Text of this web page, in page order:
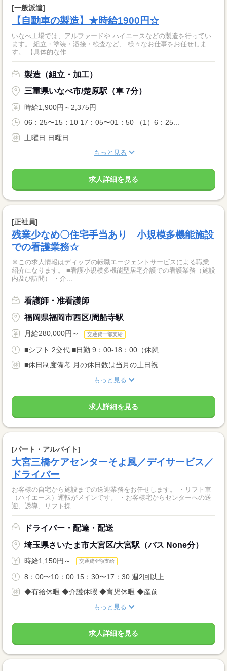
[一般派遣]
【自動車の製造】★時給1900円☆
いなべ工場では、アルファードや ハイエースなどの製造を行ってい
ます。 組立・塗装・溶接・検査など、 様々なお仕事をお任せしま
す。 【具体的な作...
製造（組立・加工）
三重県いなべ市/楚原駅（車 7分）
時給1,900円～2,375円
06：25〜15：10 17：05〜01：50 （1）6：25...
土曜日 日曜日
もっと見る
求人詳細を見る
[正社員]
残業少なめ〇住宅手当あり 小規模多機能施設
での看護業務☆
※この求人情報はディップの転職エージェントサービスによる職業
紹介になります。 ■看護小規模多機能型居宅介護での看護業務（施設
内及び訪問） ・介...
看護師・准看護師
福岡県福岡市西区/周船寺駅
月給280,000円～ 交通費一部支給
■シフト 2交代 ■日勤 9：00-18：00（休憩...
■休日制度備考 月の休日数は当月の土日祝...
もっと見る
求人詳細を見る
[パート・アルバイト]
大宮三橋ケアセンターそよ風／デイサービス／
ドライバー
お客様の自宅から施設までの送迎業務をお任せします。 ・リフト車
（ハイエース）運転がメインです。 ・お客様宅からセンターへの送
迎、誘導、リフト操...
ドライバー・配達・配送
埼玉県さいたま市大宮区/大宮駅（バス None分）
時給1,150円～ 交通費全額支給
8：00〜10：00 15：30〜17：30 週2回以上
◆有給休暇 ◆介護休暇 ◆育児休暇 ◆産前...
もっと見る
求人詳細を見る